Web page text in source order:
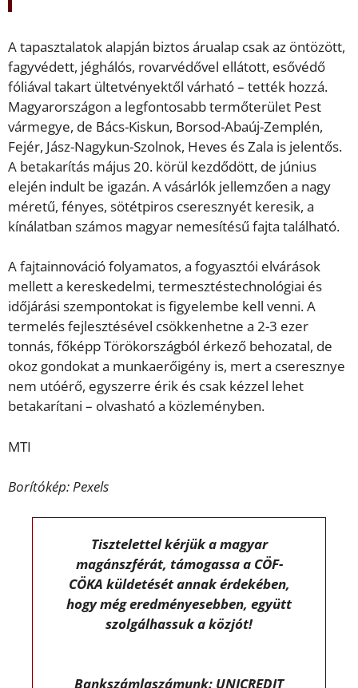
A tapasztalatok alapján biztos árualap csak az öntözött,
fagyvédett, jéghálós, rovarvédővel ellátott, esővédő
fóliával takart ültetvényektől várható – tették hozzá.
Magyarországon a legfontosabb termőterület Pest
vármegye, de Bács-Kiskun, Borsod-Abaúj-Zemplén,
Fejér, Jász-Nagykun-Szolnok, Heves és Zala is jelentős.
A betakarítás május 20. körül kezdődött, de június
elején indult be igazán. A vásárlók jellemzően a nagy
méretű, fényes, sötétpiros cseresznyét keresik, a
kínálatban számos magyar nemesítésű fajta található.
A fajtainnováció folyamatos, a fogyasztói elvárások
mellett a kereskedelmi, termesztéstechnológiai és
időjárási szempontokat is figyelembe kell venni. A
termelés fejlesztésével csökkenhetne a 2-3 ezer
tonnás, főképp Törökországból érkező behozatal, de
okoz gondokat a munkaerőigény is, mert a cseresznye
nem utóérő, egyszerre érik és csak kézzel lehet
betakarítani – olvasható a közleményben.
MTI
Borítókép: Pexels
Tisztelettel kérjük a magyar
magánszférát, támogassa a CÖF-
CÖKA küldetését annak érdekében,
hogy még eredményesebben, együtt
szolgálhassuk a közjót!
Bankszámlaszámunk: UNICREDIT